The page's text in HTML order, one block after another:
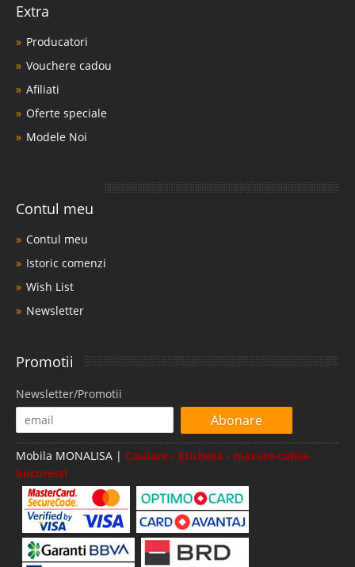
Extra
Producatori
Vouchere cadou
Afiliati
Oferte speciale
Modele Noi
Contul meu
Contul meu
Istoric comenzi
Wish List
Newsletter
Promotii
Newsletter/Promotii
Abonare
Mobila MONALISA | Cautare - Eticheta - masute-cafea-
bucuresti